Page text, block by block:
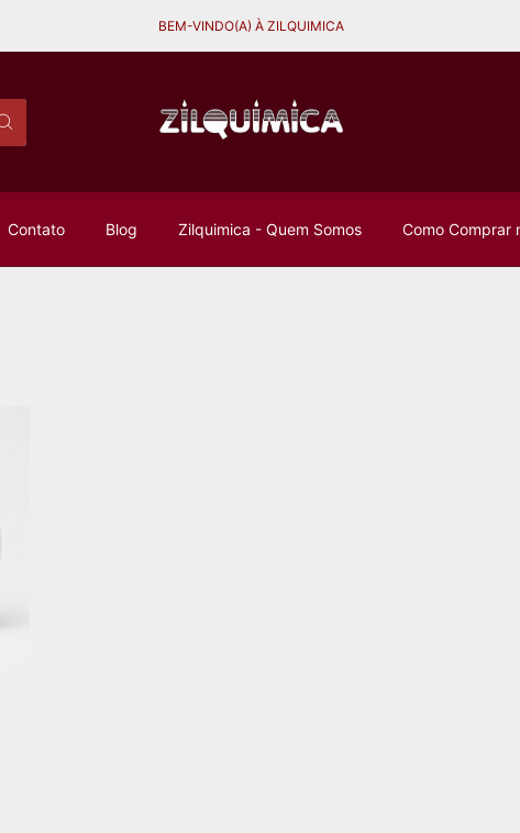
BEM-VINDO(A) À ZILQUIMICA
Contato Blog Zilquimica - Quem Somos Como Comprar